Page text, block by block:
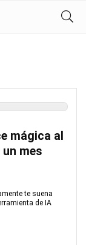
mágica al
mes
te suena
de IA